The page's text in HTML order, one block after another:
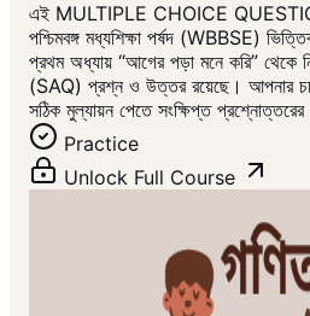
এই MULTIPLE CHOICE
পশ্চিমবঙ্গ মধ্যশিক্ষা পর্ষদ (WBBSE)
প্রথম অধ্যায় “আগের পড়া মনে করি” থেকে
(SAQ) প্রশ্ন ও উত্তর রয়েছে। আপনার
সঠিক মুল্যায়ন পেতে সংক্ষিপ্ত
Practice
Unlock Full Course